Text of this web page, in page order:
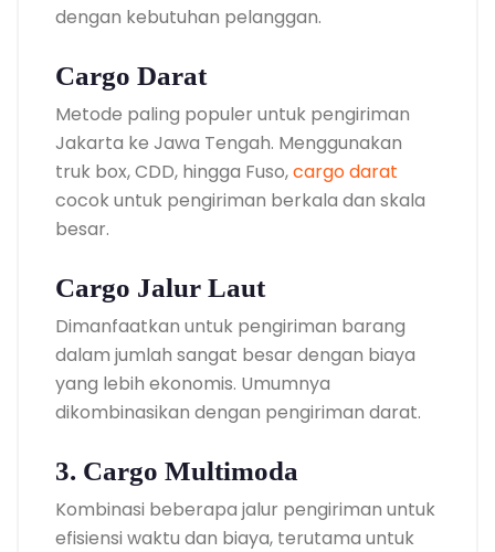
dengan kebutuhan pelanggan.
Cargo Darat
Metode paling populer untuk pengiriman
Jakarta ke Jawa Tengah. Menggunakan
truk box, CDD, hingga Fuso,cargo darat
cocok untuk pengiriman berkala dan skala
besar.
Cargo Jalur Laut
Dimanfaatkan untuk pengiriman barang
dalam jumlah sangat besar dengan biaya
yang lebih ekonomis. Umumnya
dikombinasikan dengan pengiriman darat.
3. Cargo Multimoda
Kombinasi beberapa jalur pengiriman untuk
efisiensi waktu dan biaya, terutama untuk